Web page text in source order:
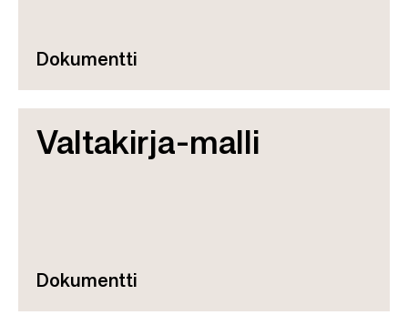
Dokumentti
Valtakirja-malli
Dokumentti